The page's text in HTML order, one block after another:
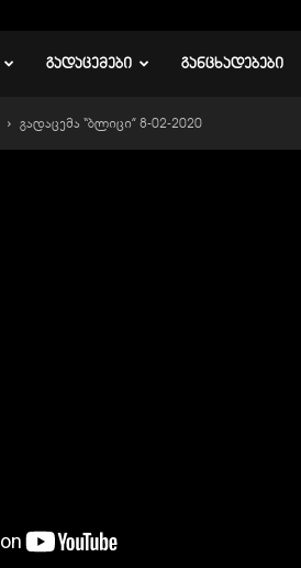
ᲒᲐᲓᲐᲪᲔᲛᲔᲑᲘ ᲒᲐᲜᲪᲮᲐᲓᲔᲑᲔᲑᲘ
გადაცემა “ბლიცი” 8-02-2020